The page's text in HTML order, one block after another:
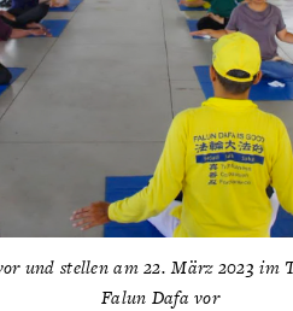
und stellen am 22. März 2023 im
Falun Dafa vor